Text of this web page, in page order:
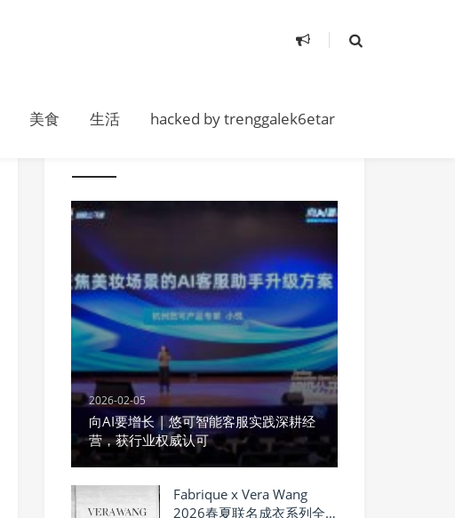
美食 生活 hacked by trenggalek6etar
2026-02-05
向AI要增长 | 悠可智能客服实践深耕经
营，获行业权威认可
Fabrique x Vera Wang
2026春夏联名成衣系列全